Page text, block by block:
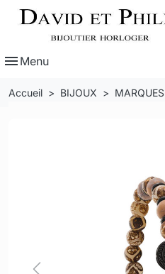
menu Menu
Accueil BIJOUX MARQUES